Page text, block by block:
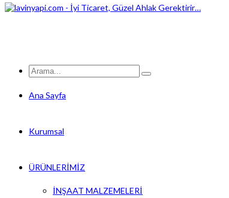
Ana Sayfa
Kurumsal
ÜRÜNLERİMİZ
İNŞAAT MALZEMELERİ